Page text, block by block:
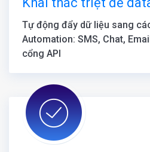
Tự động đẩy dữ liệu sang
Automation: SMS, Chat,
cổng API